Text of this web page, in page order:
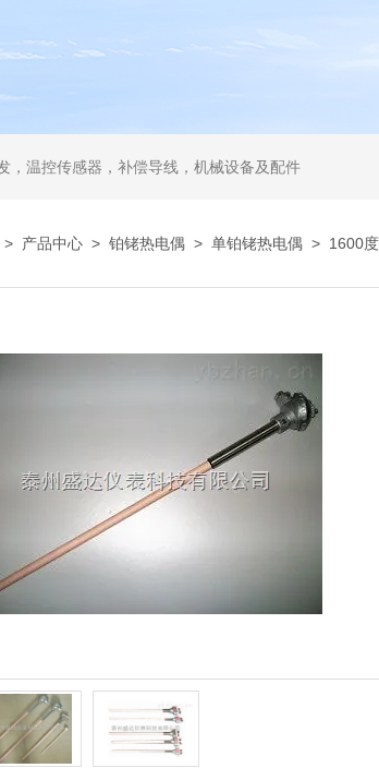
，温控传感器，补偿导线，机械设备及配件
> 产品中心 > 铂铑热电偶 > 单铂铑热电偶 > 1600